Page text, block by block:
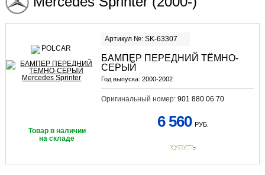
Артикул №: SK-63307
БАМПЕР ПЕРЕДНИЙ ТЁМНО-
СЕРЫЙ
Год выпуска: 2000-2002
Оригинальный номер: 901 880 06 70
Товар в наличии
на складе
6 560 РУБ.
КУПИТЬ